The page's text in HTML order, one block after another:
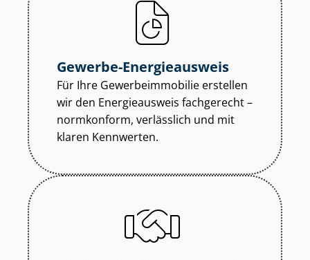
Gewerbe-Energieausweis
Für Ihre Ge­wer­be­im­mo­bi­lie erstellen
wir den Energieausweis fachgerecht –
normkonform, verlässlich und mit
klaren Kennwerten.